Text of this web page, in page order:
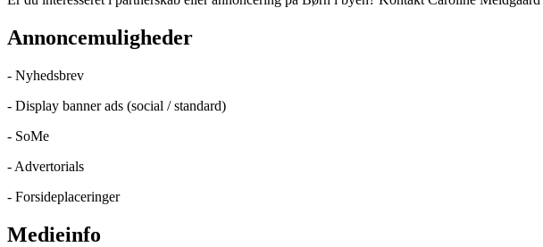
Annoncemuligheder
- Nyhedsbrev
- Display banner ads (social / standard)
- SoMe
- Advertorials
- Forsideplaceringer
Medieinfo